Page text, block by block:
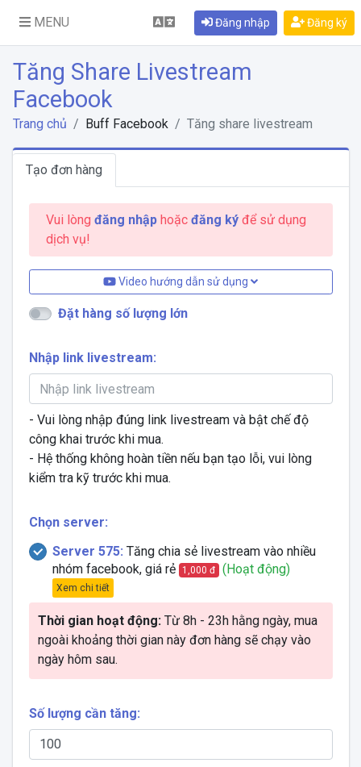
MENU Đăng nhập Đăng ký
Tăng Share Livestream
Facebook
Trang chủ Buff Facebook Tăng share livestream
Tạo đơn hàng
Vui lòng đăng nhậphoặc đăng kýđể sử dụng
dịch vụ!
Video hướng dẫn sử dụng
Đặt hàng số lượng lớn
Nhập link livestream:
- Vui lòng nhập đúng link livestream và bật chế độ
công khai trước khi mua.
- Hệ thống không hoàn tiền nếu bạn tạo lỗi, vui lòng
kiểm tra kỹ trước khi mua.
Chọn server:
Server 575: Tăng chia sẻ livestream vào nhiều
nhóm facebook, giá rẻ
1,000 đ (Hoạt động)
Xem chi tiết
Thời gian hoạt động:Từ 8h - 23h hằng ngày, mua
ngoài khoảng thời gian này đơn hàng sẽ chạy vào
ngày hôm sau.
Số lượng cần tăng: